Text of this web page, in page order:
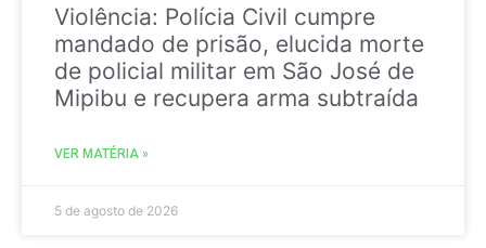
Violência: Polícia Civil cumpre
mandado de prisão, elucida morte
de policial militar em São José de
Mipibu e recupera arma subtraída
VER MATÉRIA »
5 de agosto de 2026